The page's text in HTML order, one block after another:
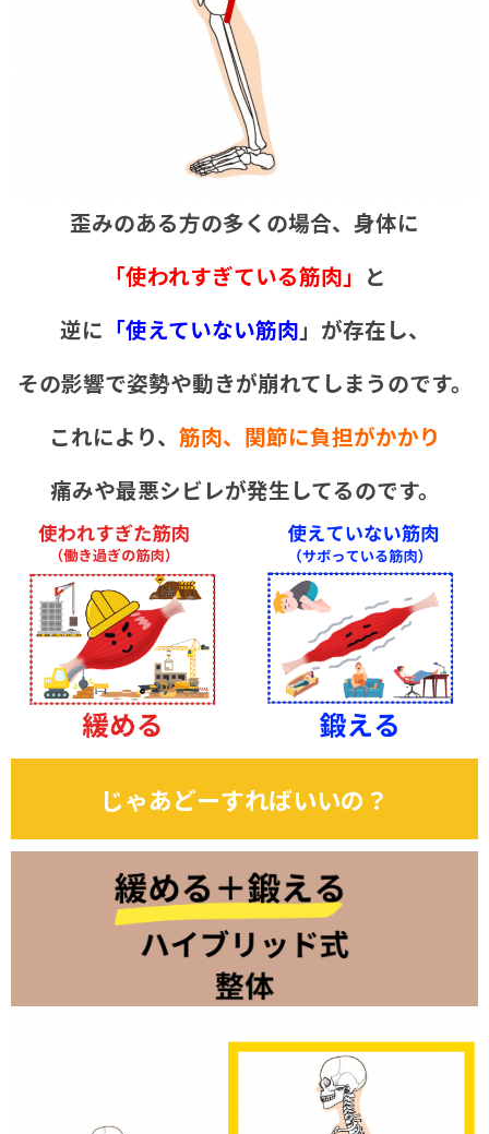
歪みのある方の多くの場合、身体に
「使われすぎている筋肉」 と
逆に 「使えていない筋肉」 が存在し、
その影響で姿勢や動きが崩れてしまうのです。
これにより、 筋肉、 関節に負担がかかり
痛みや最悪シビレが発生してるのです。
じゃあどーすればいいの？